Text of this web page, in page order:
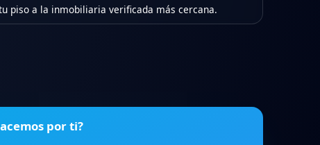
piso a la inmobiliaria verificada más cercana.
por ti?